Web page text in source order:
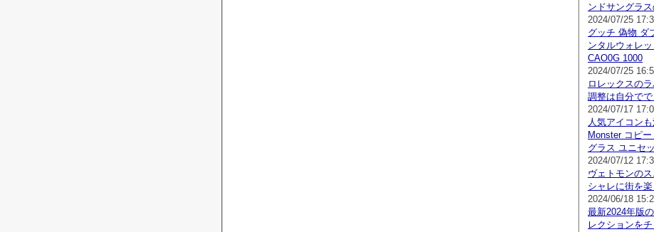
ンドサングラ
2024/07/25
グッチ 偽物 ダ
ンタルウォレ
CAO0G 1000
2024/07/25
ロレックスの
調整は自分でで
2024/07/17
人気アイコン
Monster コピ
グラス ユニセ
2024/07/12
ヴェトモンの
シャレに街を
2024/06/18
最新2024年版
レクションを